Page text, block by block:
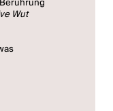
Wut